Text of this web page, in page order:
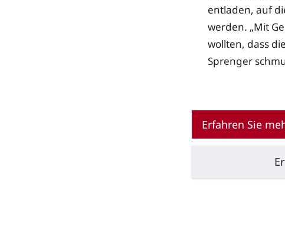
entladen, auf
werden. „Mit
wollten, dass
Sprenger
Erfahren Sie